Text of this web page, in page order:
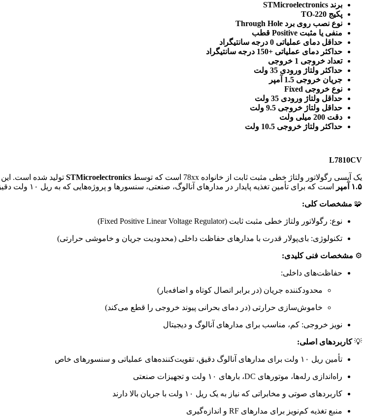
برند STMicroelectronics
پکیج TO-220
نوع نصب روی برد Through Hole
منفی یا مثبت Positive قطب
حداقل دمای عملیاتی 0 درجه سانتیگراد
حداکثر دمای عملیاتی +150 درجه سانتیگراد
تعداد خروجی 1 خروجی
حداکثر ولتاژ ورودی 35 ولت
جریان خروجی 1.5 آمپر
نوع خروجی Fixed
حداقل ولتاژ ورودی 35 ولت
حداقل ولتاژ خروجی 9.5 ولت
دقت 200 میلی ولت
حداکثر ولتاژ خروجی 10.5 ولت
L7810CV
یک آیسی رگولاتور ولتاژ خطی مثبت ثابت از خانواده 78xx است که توسط STMicroelectronics تولید شده است.
۱.۵ آمپر
است که برای تأمین تغذیه پایدار در مدارهای آنالوگ، صنعتی، سنسورها و پروژه‌هایی که به ریل ۱۰ ولت دقیق و پرتوان نیاز دارند، طراحی شده است.
🧩 مشخصات کلی:
نوع: رگولاتور ولتاژ خطی مثبت ثابت (Fixed Positive Linear Voltage Regulator)
تکنولوژی: بای‌پولار قدرت با مدارهای حفاظت داخلی (محدودیت جریان و خاموشی حرارتی)
⚙️ مشخصات فنی کلیدی:
حفاظت‌های داخلی:
محدودکننده جریان (در برابر اتصال کوتاه و اضافه‌بار)
خاموش‌سازی حرارتی (در دمای بحرانی پیوند خروجی را قطع می‌کند)
نویز خروجی: کم، مناسب برای مدارهای آنالوگ و دیجیتال
💡کاربردهای اصلی:
تأمین ریل ۱۰ ولت برای مدارهای آنالوگ دقیق، تقویت‌کننده‌های عملیاتی و سنسورهای خاص
راه‌اندازی رله‌ها، موتورهای DC، بارهای ۱۰ ولت و تجهیزات صنعتی
کاربردهای صوتی و مخابراتی که نیاز به یک ریل ۱۰ ولت با جریان بالا دارند
منبع تغذیه کم‌نویز برای مدارهای RF و اندازه‌گیری